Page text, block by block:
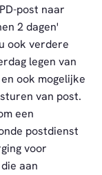
post naar
2 dagen'
ook verdere
legen van
ook mogelijke
van post.
een
postdienst
voor
aan